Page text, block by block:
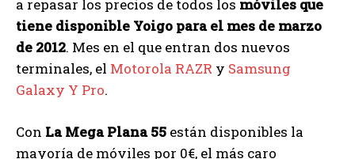
a repasar los precios de todos los móviles que
tiene disponible Yoigo para el mes de marzo
de 2012. Mes en el que entran dos nuevos
terminales, el Motorola RAZR y Samsung
Galaxy Y Pro.
Con La Mega Plana 55 están disponibles la
mayoría de móviles por 0€, el más caro